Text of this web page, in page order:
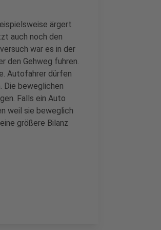
ärgert
auch noch den
war es in der
den Gehweg fuhren.
Autofahrer dürfen
Die beweglichen
Falls ein Auto
weil sie beweglich
größere Bilanz